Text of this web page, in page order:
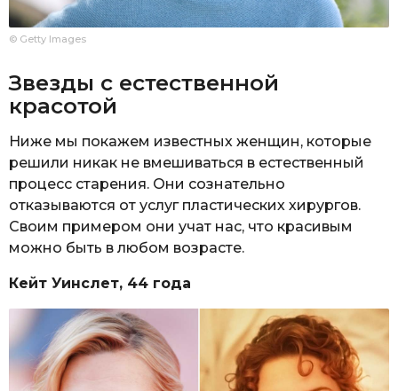
© Getty Images
Звезды с естественной
красотой
Ниже мы покажем известных женщин, которые
решили никак не вмешиваться в естественный
процесс старения. Они сознательно
отказываются от услуг пластических хирургов.
Своим примером они учат нас, что красивым
можно быть в любом возрасте.
Кейт Уинслет, 44 года